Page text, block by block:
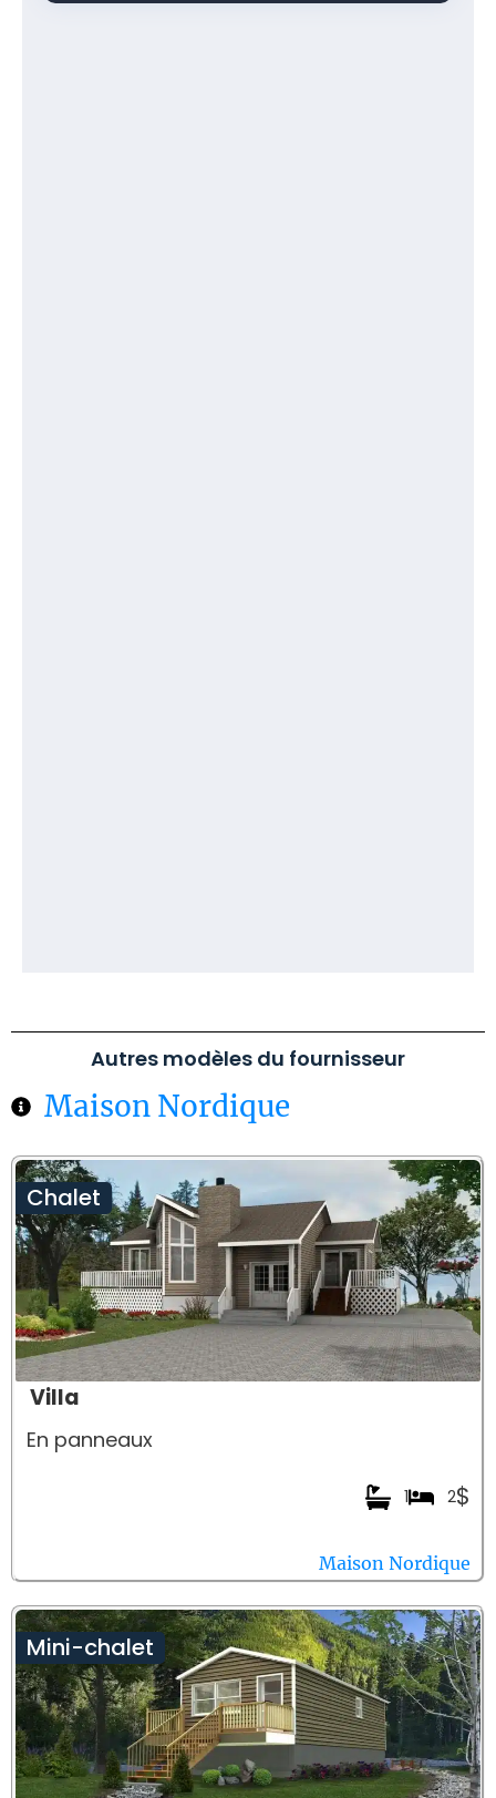
Autres modèles du fournisseur
Maison Nordique
Chalet
Villa
En panneaux
$
2
1
Maison Nordique
Mini-chalet